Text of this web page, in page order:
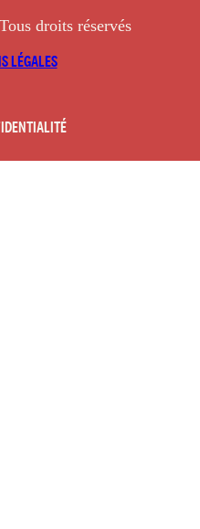
droits réservés
LÉGALES